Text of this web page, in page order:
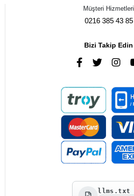
Müşteri Hizmetleri
0216 385 43 85
Bizi Takip Edin
llms.txt